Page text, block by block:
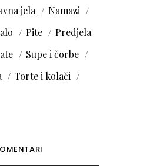
jela
Namazi
Pite
Predjela
Supe i čorbe
Torte i kolači